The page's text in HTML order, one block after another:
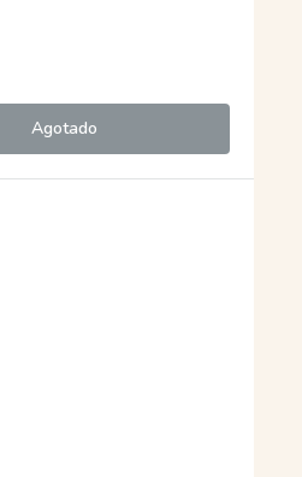
Agotado